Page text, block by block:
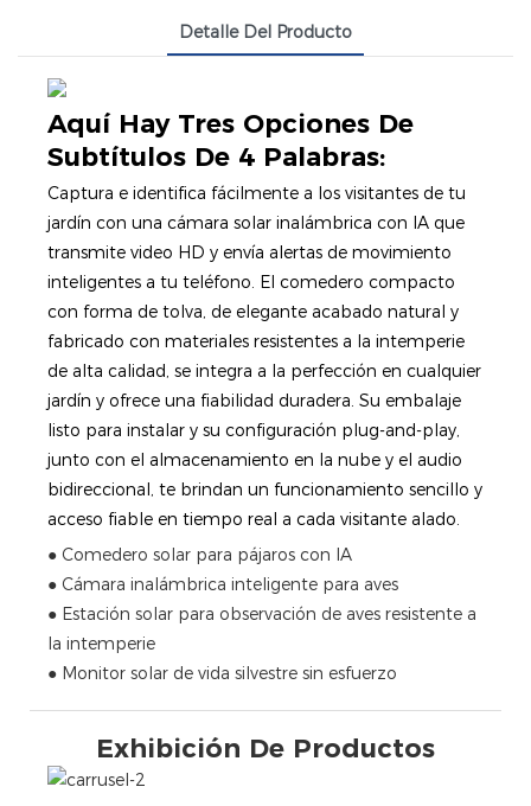
Detalle Del Producto
Aquí Hay Tres Opciones De
Subtítulos De 4 Palabras:
Captura e identifica fácilmente a los visitantes de tu
jardín con una cámara solar inalámbrica con IA que
transmite video HD y envía alertas de movimiento
inteligentes a tu teléfono. El comedero compacto
con forma de tolva, de elegante acabado natural y
fabricado con materiales resistentes a la intemperie
de alta calidad, se integra a la perfección en cualquier
jardín y ofrece una fiabilidad duradera. Su embalaje
listo para instalar y su configuración plug-and-play,
junto con el almacenamiento en la nube y el audio
bidireccional, te brindan un funcionamiento sencillo y
acceso fiable en tiempo real a cada visitante alado.
● Comedero solar para pájaros con IA
● Cámara inalámbrica inteligente para aves
● Estación solar para observación de aves resistente a
la intemperie
● Monitor solar de vida silvestre sin esfuerzo
Exhibición De Productos